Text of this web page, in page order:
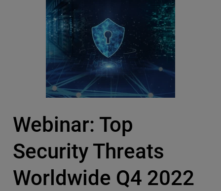
Webinar: Top
Security Threats
Worldwide Q4 2022